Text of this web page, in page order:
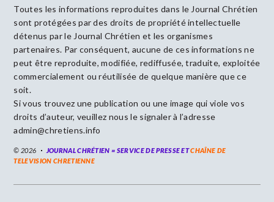
Toutes les informations reproduites dans le Journal Chrétien
sont protégées par des droits de propriété intellectuelle
détenus par le Journal Chrétien et les organismes
partenaires. Par conséquent, aucune de ces informations ne
peut être reproduite, modifiée, rediffusée, traduite, exploitée
commercialement ou réutilisée de quelque manière que ce
soit.
Si vous trouvez une publication ou une image qui viole vos
droits d’auteur, veuillez nous le signaler à l’adresse
admin@chretiens.info
© 2026 JOURNAL CHRÉTIEN = SERVICE DE PRESSE ETCHAÎNE DE
TELEVISION CHRETIENNE